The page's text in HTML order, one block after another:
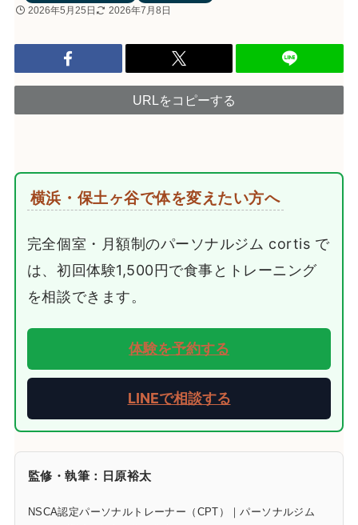
2026年5月25日 2026年7月8日
URLをコピーする
横浜・保土ヶ谷で体を変えたい方へ
完全個室・月額制のパーソナルジム cortis で
は、初回体験1,500円で食事とトレーニング
を相談できます。
体験を予約する
LINEで相談する
監修・執筆：日原裕太
NSCA認定パーソナルトレーナー（CPT）｜パーソナルジム